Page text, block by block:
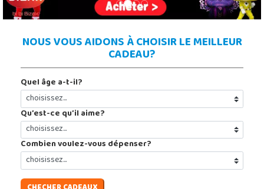
NOUS VOUS AIDONS À CHOISIR LE MEILLEUR
CADEAU?
Quel âge a-t-il?
Qu’est-ce qu’il aime?
Combien voulez-vous dépenser?